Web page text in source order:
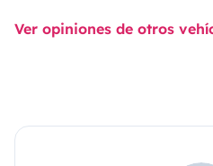
Ver opiniones de otros